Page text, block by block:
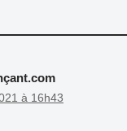
à 16h43